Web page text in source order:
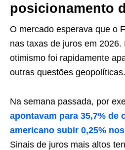
posicionamento
O mercado esperava que o
nas taxas de juros em 2026.
otimismo foi rapidamente
outras questões geopolíticas.
Na semana passada, por
apontavam para 35,7% de
americano subir 0,25%
Sinais de juros mais altos